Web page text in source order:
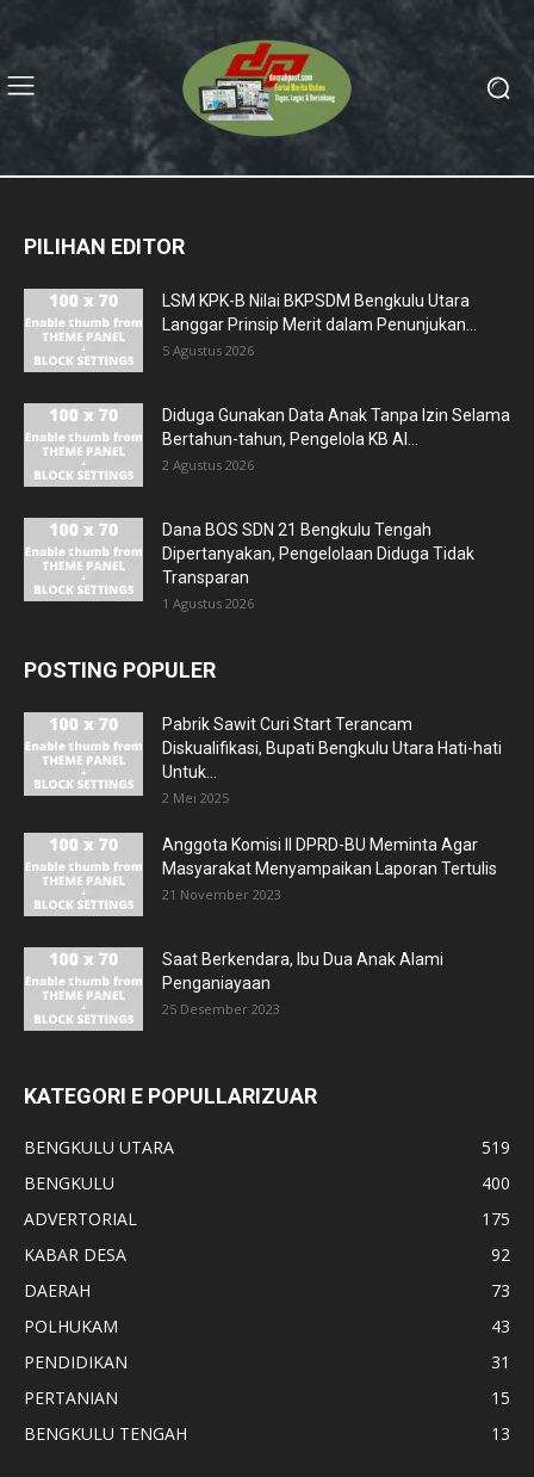
PILIHAN EDITOR
LSM KPK-B Nilai BKPSDM Bengkulu Utara
Langgar Prinsip Merit dalam Penunjukan...
5 Agustus 2026
Diduga Gunakan Data Anak Tanpa Izin Selama
Bertahun-tahun, Pengelola KB Al...
2 Agustus 2026
Dana BOS SDN 21 Bengkulu Tengah
Dipertanyakan, Pengelolaan Diduga Tidak
Transparan
1 Agustus 2026
POSTING POPULER
Pabrik Sawit Curi Start Terancam
Diskualifikasi, Bupati Bengkulu Utara Hati-hati
Untuk...
2 Mei 2025
Anggota Komisi II DPRD-BU Meminta Agar
Masyarakat Menyampaikan Laporan Tertulis
21 November 2023
Saat Berkendara, Ibu Dua Anak Alami
Penganiayaan
25 Desember 2023
KATEGORI E POPULLARIZUAR
BENGKULU UTARA
519
BENGKULU
400
ADVERTORIAL
175
KABAR DESA
92
DAERAH
73
POLHUKAM
43
PENDIDIKAN
31
PERTANIAN
15
BENGKULU TENGAH
13